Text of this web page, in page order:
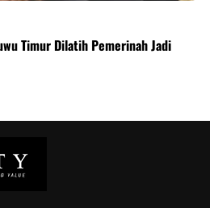
Timur Dilatih Pemerinah Jadi